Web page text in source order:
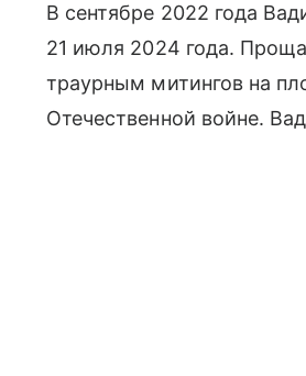
В сентябре 2022 года
21 июля 2024 года.
траурным митингов на
Отечественной войне.